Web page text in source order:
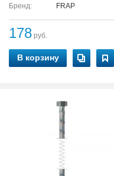
Бренд:
FRAP
178 руб.
В корзину